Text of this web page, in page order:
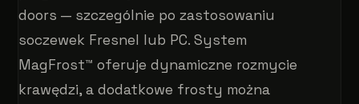
doors — szczególnie po zastosowaniu
soczewek Fresnel lub PC. System
MagFrost™ oferuje dynamiczne rozmycie
krawędzi, a dodatkowe frosty można